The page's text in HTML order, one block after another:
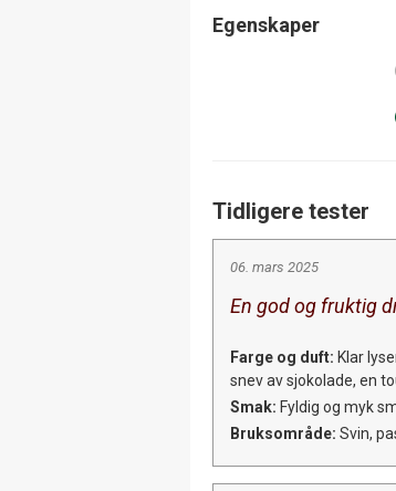
Egenskaper
Tidligere tester
06. mars 2025
En god og fruktig
Farge og duft: Klar
snev av sjokolade, en
Smak: Fyldig og myk
Bruksområde: Svin,